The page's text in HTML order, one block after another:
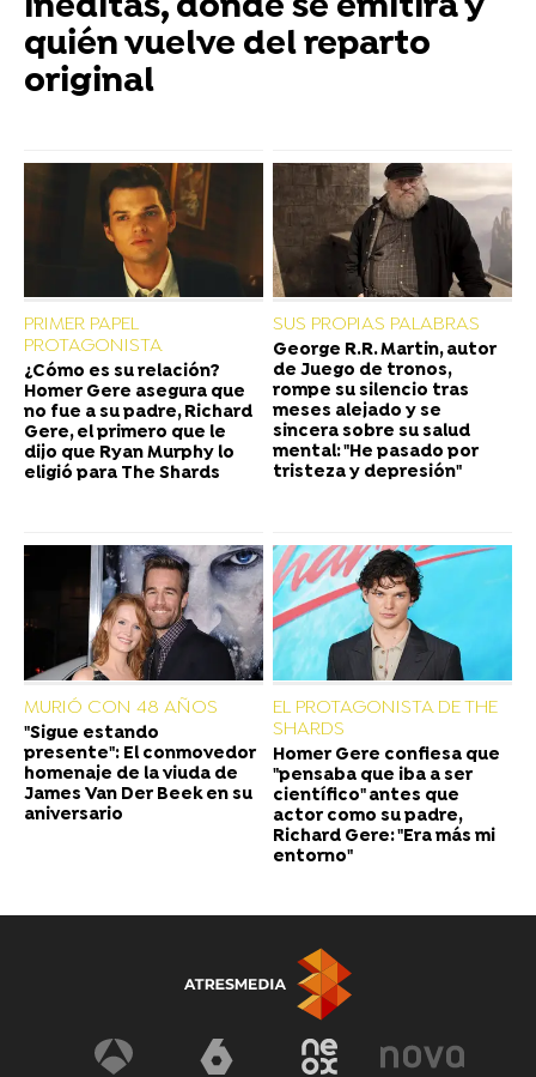
inéditas, dónde se emitirá y
quién vuelve del reparto
original
PRIMER PAPEL
PROTAGONISTA
¿Cómo es su relación?
Homer Gere asegura que
no fue a su padre, Richard
Gere, el primero que le
dijo que Ryan Murphy lo
eligió para The Shards
SUS PROPIAS PALABRAS
George R.R. Martin, autor
de Juego de tronos,
rompe su silencio tras
meses alejado y se
sincera sobre su salud
mental: "He pasado por
tristeza y depresión"
MURIÓ CON 48 AÑOS
"Sigue estando
presente": El conmovedor
homenaje de la viuda de
James Van Der Beek en su
aniversario
EL PROTAGONISTA DE THE
SHARDS
Homer Gere confiesa que
"pensaba que iba a ser
científico" antes que
actor como su padre,
Richard Gere: "Era más mi
entorno"